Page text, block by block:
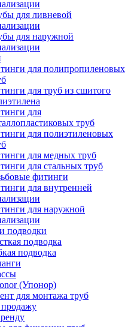
для ливневой
для наружной
для полипропиленовых
для труб из сшитого
для
труб
для полиэтиленовых
для медных труб
для стальных труб
фитинги
для внутренней
для наружной
подводки
подводка
подводка
(Упонор)
для монтажа труб